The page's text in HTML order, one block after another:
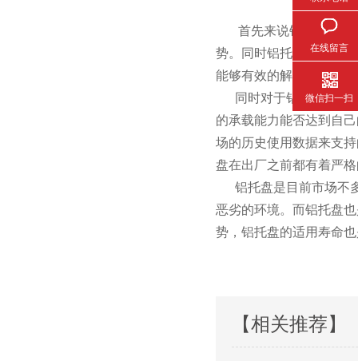
首先来说铝托盘的一个
势。同时铝托盘相对于
能够有效的解决减轻运输
同时对于铝托盘的承载来
的承载能力能否达到自己
场的历史使用数据来支持
盘在出厂之前都有着严格
铝托盘是目前市场不多
恶劣的环境。而铝托盘
势，铝托盘的适用寿命
【相关推荐】
在线留言
微信扫一扫